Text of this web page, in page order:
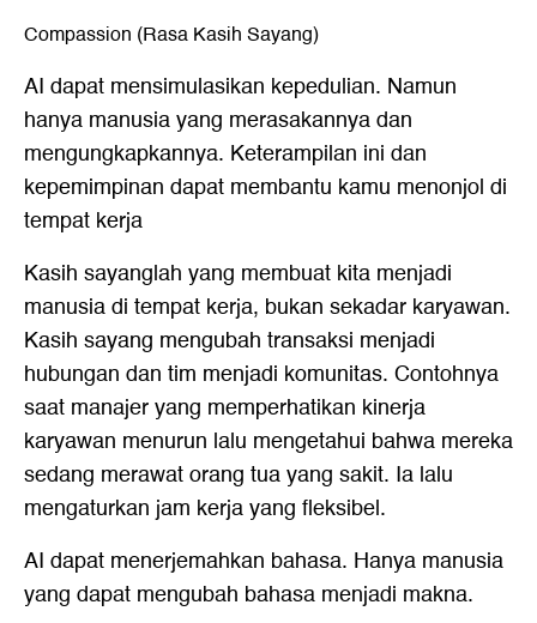
Compassion (Rasa Kasih Sayang)
AI dapat mensimulasikan kepedulian. Namun
hanya manusia yang merasakannya dan
mengungkapkannya. Keterampilan ini dan
kepemimpinan dapat membantu kamu menonjol di
tempat kerja
Kasih sayanglah yang membuat kita menjadi
manusia di tempat kerja, bukan sekadar karyawan.
Kasih sayang mengubah transaksi menjadi
hubungan dan tim menjadi komunitas. Contohnya
saat manajer yang memperhatikan kinerja
karyawan menurun lalu mengetahui bahwa mereka
sedang merawat orang tua yang sakit. Ia lalu
mengaturkan jam kerja yang fleksibel.
AI dapat menerjemahkan bahasa. Hanya manusia
yang dapat mengubah bahasa menjadi makna.